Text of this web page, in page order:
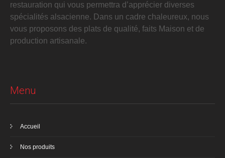
restauration qui vous permettra d’apprécier diverses
spécialités alsacienne. Dans un cadre chaleureux, nous
vous proposons des plats de qualité, faits Maison et de
production artisanale.
Menu
Accueil
Nos produits